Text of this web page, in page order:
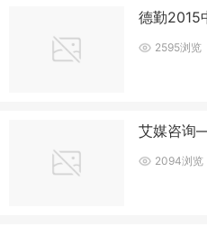
德勤2015
2595浏览
艾媒咨询
2094浏览